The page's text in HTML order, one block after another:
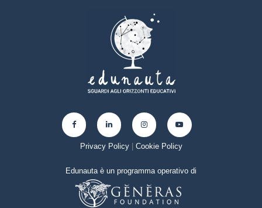
Privacy Policy| Cookie Policy
Edunauta è un programma operativo di